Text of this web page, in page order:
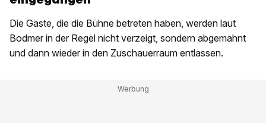
Die Gäste, die die Bühne betreten haben, werden laut
Bodmer in der Regel nicht verzeigt, sondern abgemahnt
und dann wieder in den Zuschauerraum entlassen.